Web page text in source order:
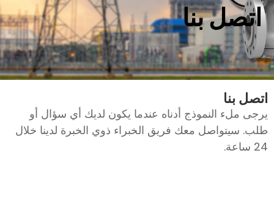
اتصل بنا
اتصل بنا
يرجى ملء النموذج أدناه عندما يكون لديك أي سؤال أو
طلب. سيتواصل معك فريق الخبراء ذوي الخبرة لدينا خلال
24 ساعة.